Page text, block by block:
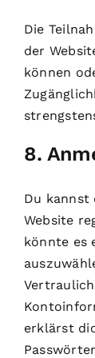
Die
der
können
8.
Du kannst
Website
könnte es
erklärst